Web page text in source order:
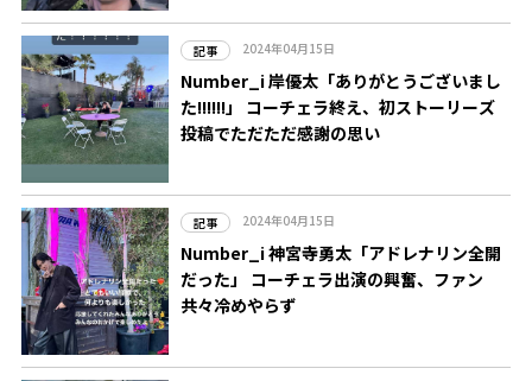
記事 2024年04月15日
Number_i 岸優太「ありがとうございまし
た!!!!!!」 コーチェラ終え、初ストーリーズ
投稿でただただ感謝の思い
記事 2024年04月15日
Number_i 神宮寺勇太「アドレナリン全開
だった」 コーチェラ出演の興奮、ファン
共々冷めやらず